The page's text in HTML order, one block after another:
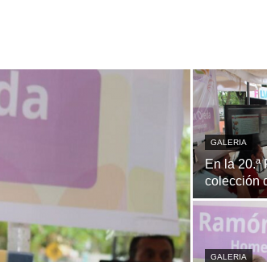
GALERIA
En la 20.ª
colección
GALERIA